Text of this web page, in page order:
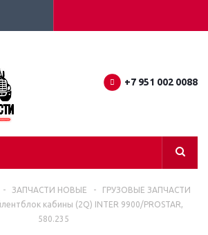
+7 951 002 0088
- ЗАПЧАСТИ НОВЫЕ -
ГРУЗОВЫЕ ЗАПЧАСТИ
кабины (2Q) INTER 9900/PROSTAR,
580.235